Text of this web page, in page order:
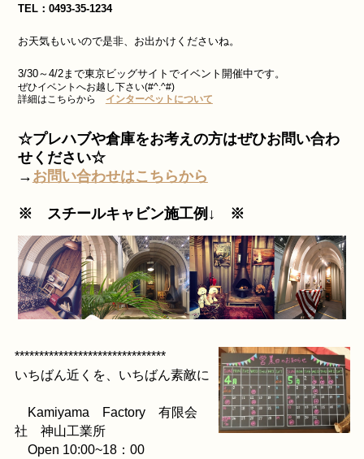
TEL：0493-35-1234
お天気もいいので是非、お出かけくださいね。
3/30～4/2まで東京ビッグサイトでイベント開催中です。
ぜひイベントへお越し下さい(#^.^#)
詳細はこちらから インターペットについて
☆プレハブや倉庫をお考えの方はぜひお問い合わ
せください☆
→ お問い合わせはこちらから
※ スチールキャビン施工例↓ ※
*******************************
いちばん近くを、いちばん素敵に
Kamiyama Factory 有限会
社 神山工業所
Open 10:00~18：00